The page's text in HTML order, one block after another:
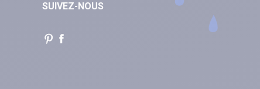
SUIVEZ-NOUS